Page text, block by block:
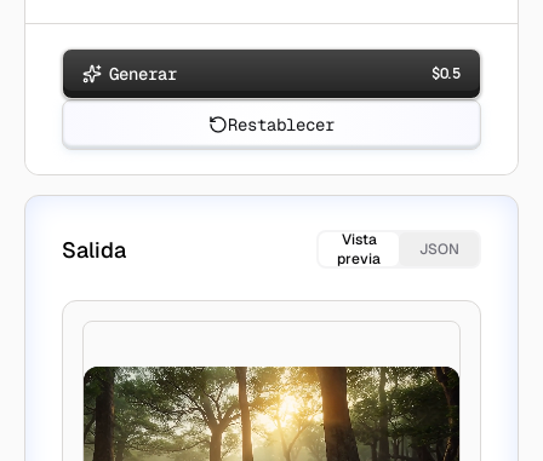
Generar $0.5
Restablecer
Salida
Vista
previa
JSON